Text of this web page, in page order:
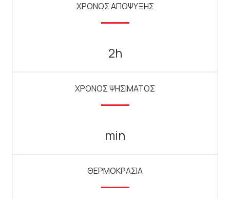
ΧΡΟΝΟΣ ΑΠΟΨΥΞΗΣ
2h
ΧΡΟΝΟΣ ΨΗΣΙΜΑΤΟΣ
min
ΘΕΡΜΟΚΡΑΣΙΑ